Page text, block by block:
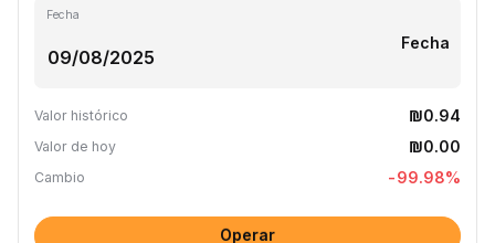
Fecha
Fecha
Valor histórico ₪0.94
Valor de hoy ₪0.00
Cambio -99.98%
Operar